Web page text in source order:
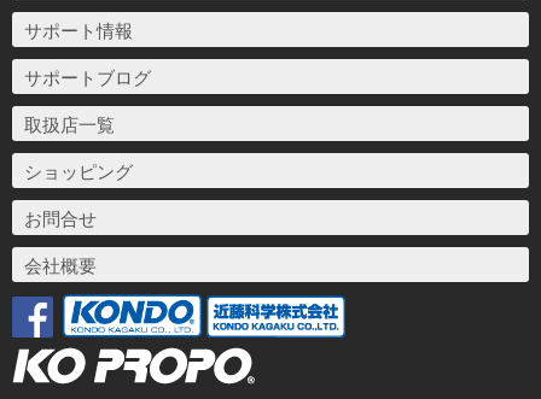
サポート情報
サポートブログ
取扱店一覧
ショッピング
お問合せ
会社概要